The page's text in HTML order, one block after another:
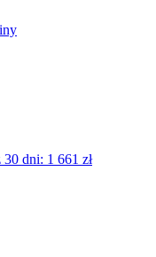
dni: 1 661 zł